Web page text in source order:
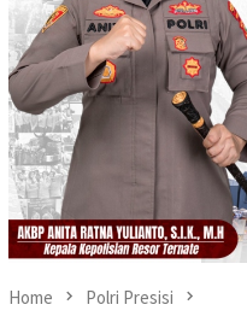
Home Polri Presisi